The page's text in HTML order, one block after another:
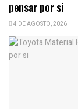
pensar por si
4 DE AGOSTO, 2026